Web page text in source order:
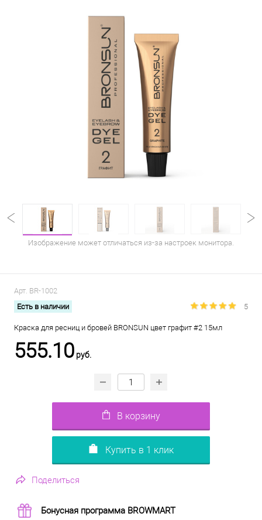
Изображение может отличаться из-за настроек монитора.
Арт. BR-1002
Есть в наличии
5
Краска для ресниц и бровей BRONSUN цвет графит #2 15мл
555.10 руб.
В корзину
Купить в 1 клик
Поделиться
Бонусная программа BROWMART